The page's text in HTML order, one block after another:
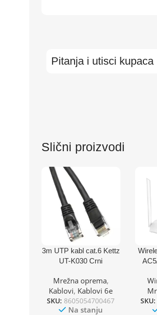
Pitanja i utisci kupaca
Slični proizvodi
3m UTP kabl cat.6 Kettz
UT-K030 Crni
Mrežna oprema,
Kablovi, Kablovi 6e
SKU: 8605054700467
Na stanju
SKU: